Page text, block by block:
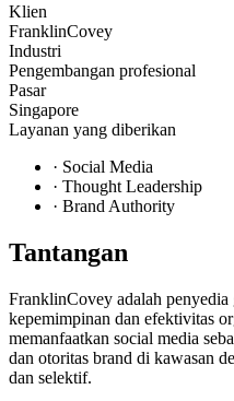
Klien
FranklinCovey
Industri
Pengembangan profesional
Pasar
Singapore
Layanan yang diberikan
· Social Media
· Thought Leadership
· Brand Authority
Tantangan
FranklinCovey adalah
kepemimpinan dan efektivitas
memanfaatkan social media
dan otoritas brand di kawasan
dan selektif.